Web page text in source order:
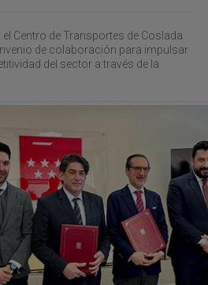
Centro de Transportes de Coslada
de colaboración para impulsar
del sector a través de la